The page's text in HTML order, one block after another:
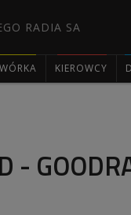
RADIA SA
KIEROWCY
-